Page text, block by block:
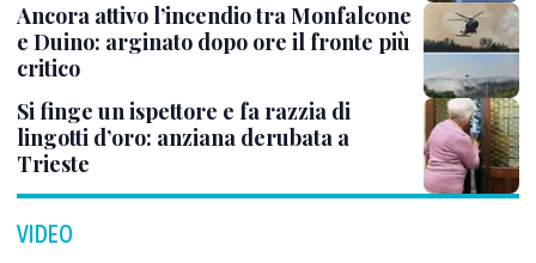
Ancora attivo l’incendio tra Monfalcone
e Duino: arginato dopo ore il fronte più
critico
Si finge un ispettore e fa razzia di
lingotti d’oro: anziana derubata a
Trieste
VIDEO